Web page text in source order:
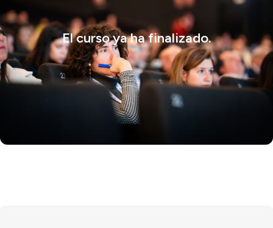
El curso ya ha finalizado.